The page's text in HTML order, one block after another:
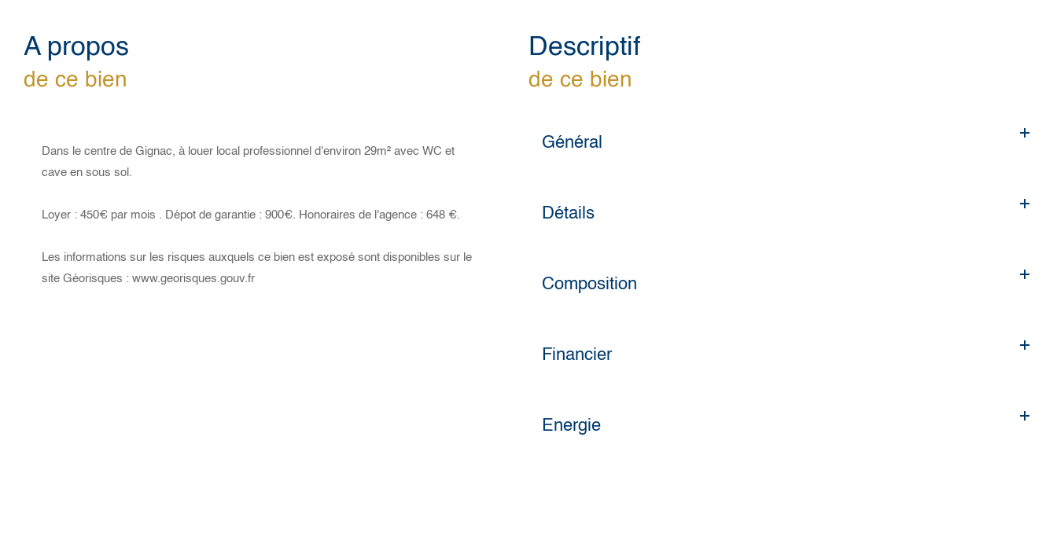
a propos
de ce bien
Dans le centre de Gignac, à louer local professionnel d'environ 29m² avec WC et
cave en sous sol.
Loyer : 450€ par mois . Dépot de garantie : 900€. Honoraires de l'agence : 648 €.
Les informations sur les risques auxquels ce bien est exposé sont disponibles sur le
site Géorisques : www.georisques.gouv.fr
descriptif
de ce bien
Général
Détails
Composition
Financier
Energie